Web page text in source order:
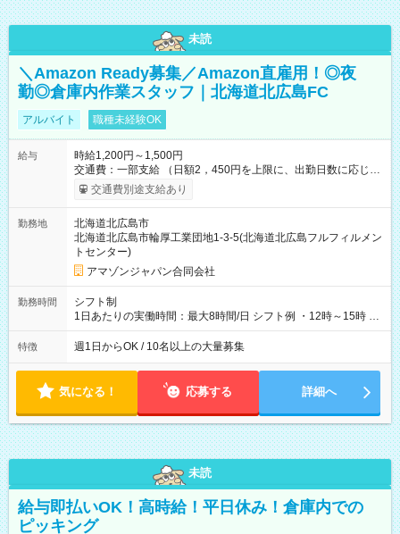
未読
＼Amazon Ready募集／Amazon直雇用！◎夜
勤◎倉庫内作業スタッフ｜北海道北広島FC
アルバイト 職種未経験OK
給与
時給1,200円～1,500円
交通費：一部支給 （日額2，450円を上限に、出勤日数に応じて
実費支給） ※22:00～翌5:00までは時給25%UP！ ■給与前払い
制度あり ※前払い額の上限あり、手数料無料（Amazon負担）
交通費別途支給あり
勤務地
北海道北広島市
北海道北広島市輪厚工業団地1-3-5(北海道北広島フルフィルメン
トセンター)
アマゾンジャパン合同会社
勤務時間
シフト制
1日あたりの実働時間：最大8時間/日 シフト例 ・12時～15時 入
社後、就業可能シフトをご確認の上、申請してください。
特徴 週1日からOK / 10名以上の大量募集
気になる！ 応募する 詳細へ
未読
給与即払いOK！高時給！平日休み！倉庫内での
ピッキング